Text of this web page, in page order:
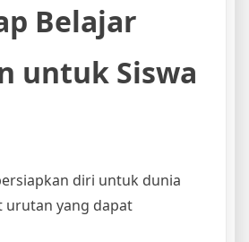
Belajar
untuk Siswa
diri untuk dunia
yang dapat